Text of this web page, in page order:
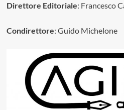
Direttore Editoriale: Francesco
Condirettore: Guido Michelone